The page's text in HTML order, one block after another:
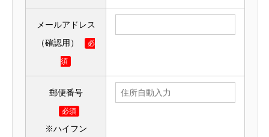
メールアドレス
（確認用）
必
須
郵便番号
必須
※ハイフン